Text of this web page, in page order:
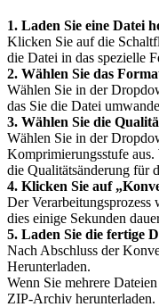
1. Laden Sie eine Datei
Klicken Sie auf die
die Datei in das spezielle
2. Wählen Sie das
Wählen Sie in der
das Sie die Datei
3. Wählen Sie die
Wählen Sie in der
Komprimierungsstufe
die Qualitätsänderung für
4. Klicken Sie auf
Der Verarbeitungsprozess
dies einige Sekunden
5. Laden Sie die fertige
Nach Abschluss der
Herunterladen.
Wenn Sie mehrere
ZIP-Archiv herunterladen.